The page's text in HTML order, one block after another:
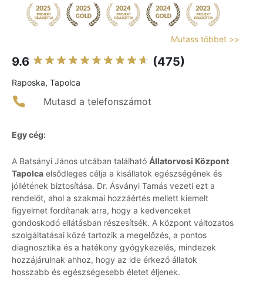
Mutass többet >>
9.6 (475)
Raposka, Tapolca
Mutasd a telefonszámot
Egy cég:
A Batsányi János utcában található Állatorvosi Központ
Tapolca elsődleges célja a kisállatok egészségének és
jóllétének biztosítása. Dr. Ásványi Tamás vezeti ezt a
rendelőt, ahol a szakmai hozzáértés mellett kiemelt
figyelmet fordítanak arra, hogy a kedvenceket
gondoskodó ellátásban részesítsék. A központ változatos
szolgáltatásai közé tartozik a megelőzés, a pontos
diagnosztika és a hatékony gyógykezelés, mindezek
hozzájárulnak ahhoz, hogy az ide érkező állatok
hosszabb és egészségesebb életet éljenek.